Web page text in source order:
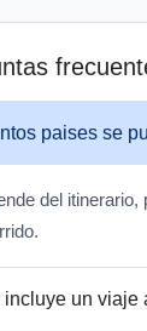
paises se
del
incluye un viaje